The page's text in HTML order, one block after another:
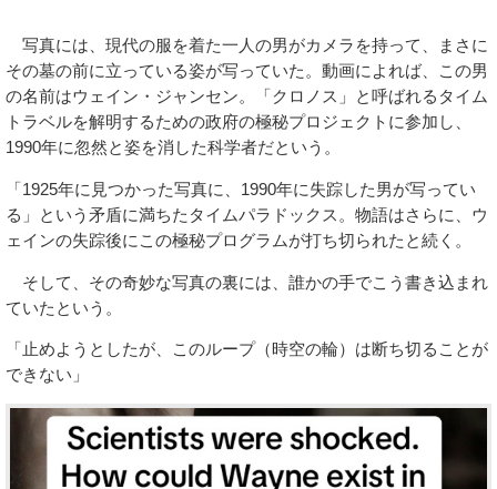
写真には、現代の服を着た一人の男がカメラを持って、まさに
その墓の前に立っている姿が写っていた。動画によれば、この男
の名前はウェイン・ジャンセン。「クロノス」と呼ばれるタイム
トラベルを解明するための政府の極秘プロジェクトに参加し、
1990年に忽然と姿を消した科学者だという。
「1925年に見つかった写真に、1990年に失踪した男が写ってい
る」という矛盾に満ちたタイムパラドックス。物語はさらに、ウ
ェインの失踪後にこの極秘プログラムが打ち切られたと続く。
そして、その奇妙な写真の裏には、誰かの手でこう書き込まれ
ていたという。
「止めようとしたが、このループ（時空の輪）は断ち切ることが
できない」